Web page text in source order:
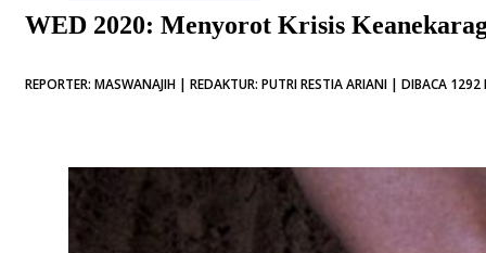
WED 2020: Menyorot Krisis
REPORTER: MASWANAJIH | REDAKTUR: PUTRI RESTIA ARIANI | DIBACA 1292